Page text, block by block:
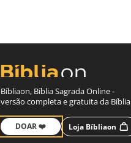
Bíbliaon, Bíblia Sagrada Online -
versão completa e gratuita da Bíblia
DOAR ❤️ Loja Bíbliaon